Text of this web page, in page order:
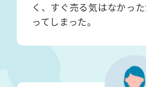
く、すぐ売る気はなかっ
ってしまった。